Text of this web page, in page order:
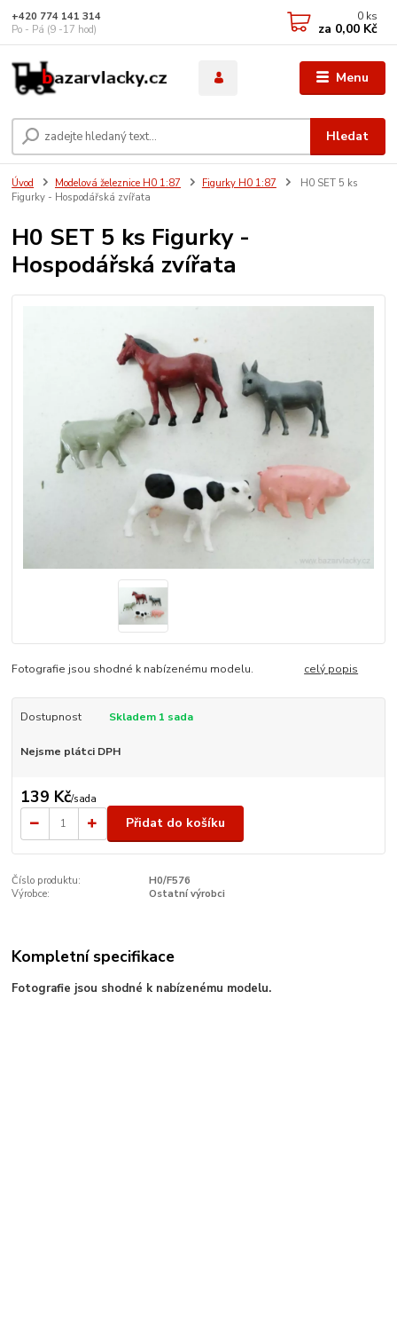
Menu
Hledat
+420 774 141 314
Po - Pá (9 -17 hod)
0 ks
za 0,00 Kč
Úvod Modelová železnice H0 1:87 Figurky H0 1:87
H0 SET 5 ks
Figurky - Hospodářská zvířata
H0 SET 5 ks Figurky -
Hospodářská zvířata
Fotografie jsou shodné k nabízenému modelu. celý popis
Dostupnost Skladem 1 sada
Nejsme plátci DPH
139 Kč/sada
Přidat do košíku
Číslo produktu:
H0/F576
Výrobce:
Ostatní výrobci
Kompletní specifikace
Fotografie jsou shodné k nabízenému modelu.